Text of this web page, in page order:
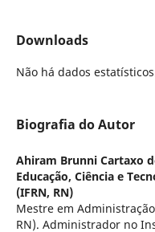
Downloads
Não há dados
Biografia do Autor
Ahiram Brunni Cartaxo
Educação, Ciência e
(IFRN, RN)
Mestre em
RN). Administrador no